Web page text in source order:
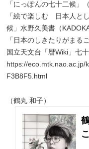
「にっぽんの七十二候」
「絵で楽しむ 日本人と
候」水野久美書（
「日本のしきたりがまる
国立天文台「暦Wiki」七
https://eco.mtk.nao.ac.jp/
F3B8F5.html
（鶴丸 和子）